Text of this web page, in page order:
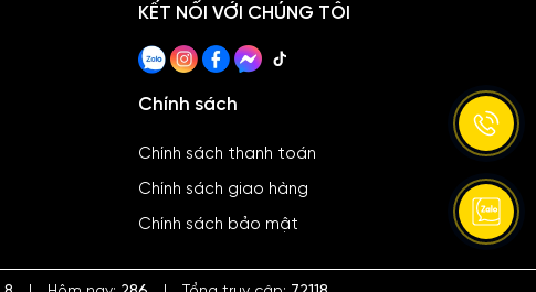
KẾT NỐI VỚI CHÚNG TÔI
Chính sách
Chính sách thanh toán
Chính sách giao hàng
Chính sách bảo mật